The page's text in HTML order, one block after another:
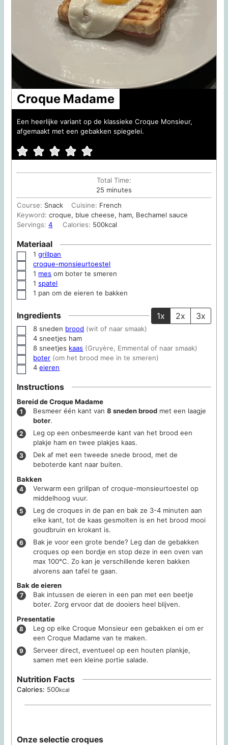
Croque Madame
Een heerlijke variant op de klassieke Croque Monsieur,
afgemaakt met een gebakken spiegelei.
Total Time:
25 minutes
minutes
Course: Snack Cuisine: French
Keyword:croque, blue cheese, ham, Bechamel sauce
Servings:4 Calories: 500kcal
Materiaal
▢
1grillpan
▢
croque-monsieurtoestel
▢
1 mes om boter te smeren
▢
1spatel
▢
1 panom de eieren te bakken
Ingredients 1x 2x 3x
▢
8 sneden brood (wit of naar smaak)
▢
4 sneetjes ham
▢
8 sneetjes kaas (Gruyère, Emmental of naar smaak)
▢
boter (om het brood mee in te smeren)
▢
4 eieren
Instructions
Bereid de Croque Madame
Besmeer één kant van8 sneden brood met een laagje
boter.
Leg op een onbesmeerde kant van het brood een
plakje ham en twee plakjes kaas.
Dek af met een tweede snede brood, met de
beboterde kant naar buiten.
Bakken
Verwarm een grillpan of croque-monsieurtoestel op
middelhoog vuur.
Leg de croques in de pan en bak ze 3-4 minuten aan
elke kant, tot de kaas gesmolten is en het brood mooi
goudbruin en krokant is.
Bak je voor een grote bende? Leg dan de gebakken
croques op een bordje en stop deze in een oven van
max 100°C. Zo kan je verschillende keren bakken
alvorens aan tafel te gaan.
Bak de eieren
Bak intussen de eieren in een pan met een beetje
boter. Zorg ervoor dat de dooiers heel blijven.
Presentatie
Leg op elke Croque Monsieur een gebakken ei om er
een Croque Madame van te maken.
Serveer direct, eventueel op een houten plankje,
samen met een kleine portie salade.
Nutrition Facts
Calories: 500kcal
Onze selectie croques